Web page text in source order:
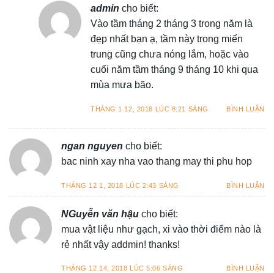
admin cho biết:
Vào tầm tháng 2 tháng 3 trong năm là
đẹp nhất bạn ạ, tầm này trong miến
trung cũng chưa nóng lắm, hoặc vào
cuối năm tầm tháng 9 tháng 10 khi qua
mùa mưa bão.
THÁNG 1 12, 2018 LÚC 8:21 SÁNG BÌNH LUẬN
ngan nguyen cho biết:
bac ninh xay nha vao thang may thi phu hop
THÁNG 12 1, 2018 LÚC 2:43 SÁNG BÌNH LUẬN
NGuyễn văn hậu cho biết:
mua vật liệu như gạch, xi vào thời điểm nào là
rẻ nhất vậy addmin! thanks!
THÁNG 12 14, 2018 LÚC 5:06 SÁNG BÌNH LUẬN